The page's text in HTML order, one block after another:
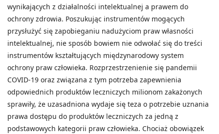
wynikających z działalności intelektualnej a prawem do
ochrony zdrowia. Poszukując instrumentów mogących
przysłużyć się zapobieganiu nadużyciom praw własności
intelektualnej, nie sposób bowiem nie odwołać się do treści
instrumentów kształtujących międzynarodowy system
ochrony praw człowieka. Rozprzestrzenienie się pandemii
COVID-19 oraz związana z tym potrzeba zapewnienia
odpowiednich produktów leczniczych milionom zakażonych
sprawiły, że uzasadniona wydaje się teza o potrzebie uznania
prawa dostępu do produktów leczniczych za jedną z
podstawowych kategorii praw człowieka. Chociaż obowiązek